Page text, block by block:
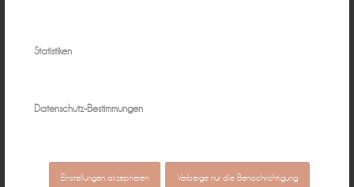
Statistiken
Datenschutz-Bestimmungen
Einstellungen akzeptieren Verberge nur die Benachrichtigung